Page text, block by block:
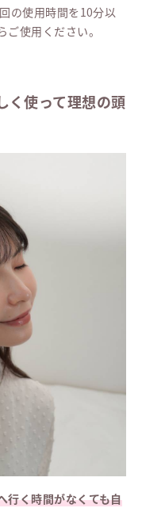
の使用時間を10分以
使用ください。
く使って理想の頭
行く時間がなくても自